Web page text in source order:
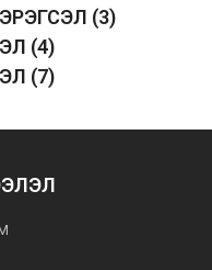
(3)
(4)
(7)